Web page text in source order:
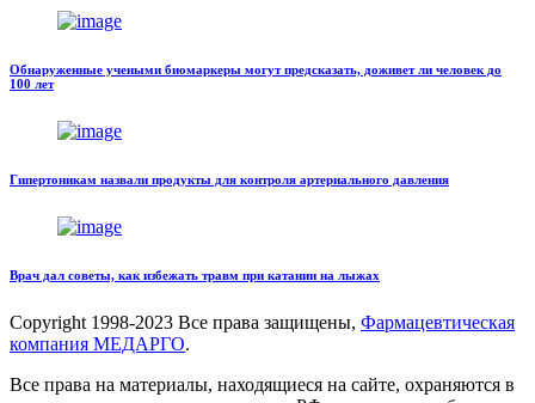
Обнаруженные учеными биомаркеры могут предсказать, доживет ли человек до
100 лет
Гипертоникам назвали продукты для контроля артериального давления
Врач дал советы, как избежать травм при катании на лыжах
Copyright 1998-2023 Все права защищены, Фармацевтическая
компания МЕДАРГО.
Все права на материалы, находящиеся на сайте, охраняются в